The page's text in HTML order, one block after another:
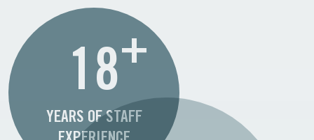
18+
YEARS OF STAFF